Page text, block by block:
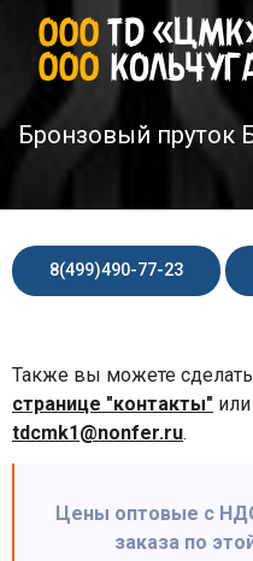
Бронзовый пруток
8(499)490-77-23
Также вы можете сделать
странице "контакты"
tdcmk1@nonfer.ru.
Цены оптовые с
заказа по